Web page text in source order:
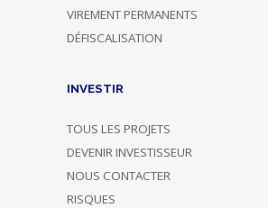
VIREMENT PERMANENTS
DÉFISCALISATION
INVESTIR
TOUS LES PROJETS
DEVENIR INVESTISSEUR
NOUS CONTACTER
RISQUES